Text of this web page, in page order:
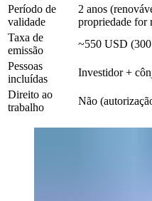
Período de
validade
2 anos
propriedade for
Taxa de
emissão
~550 USD
Pessoas
incluídas
Investidor +
Direito ao
trabalho
Não